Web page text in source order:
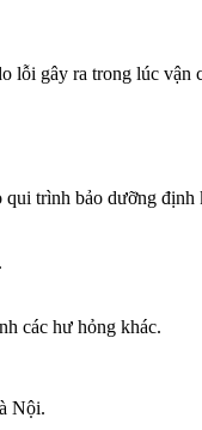
lỗi gây ra trong lúc vận
trình bảo dưỡng định
các hư hỏng khác.
Nội.